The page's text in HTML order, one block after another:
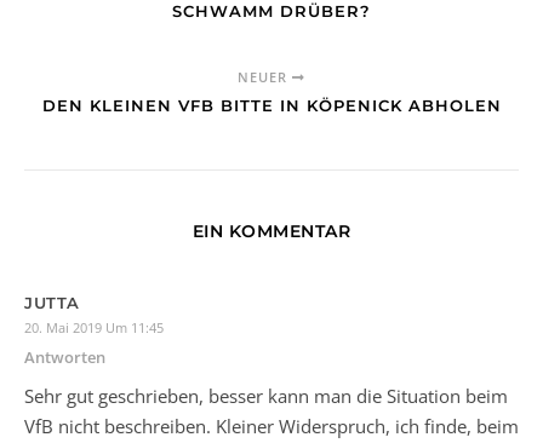
SCHWAMM DRÜBER?
NEUER
DEN KLEINEN VFB BITTE IN KÖPENICK ABHOLEN
EIN KOMMENTAR
JUTTA
20. Mai 2019 Um 11:45
Antworten
Sehr gut geschrieben, besser kann man die Situation beim
VfB nicht beschreiben. Kleiner Widerspruch, ich finde, beim